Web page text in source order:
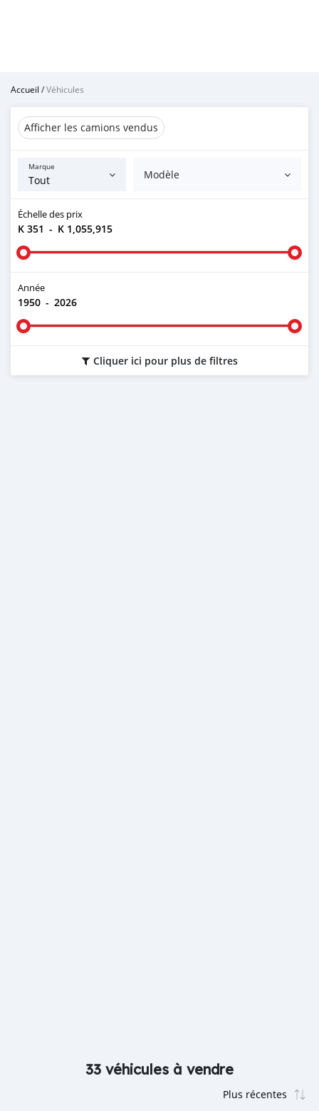
Accueil /Véhicules
Afficher les camions vendus
Marque
Modèle
Échelle des prix
K 351 - K 1,055,915
Année
1950 - 2026
Cliquer ici pour plus de filtres
33 véhicules à vendre